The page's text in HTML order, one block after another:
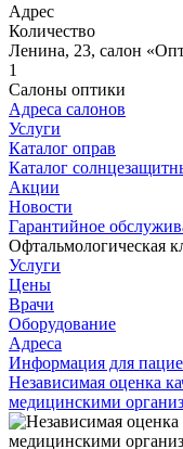
Адрес
Количество
Ленина, 23, салон
1
Салоны оптики
Адреса салонов
Услуги
Каталог оправ
Каталог
Акции
Новости
Гарантийное
Офтальмологическая
Услуги
Цены
Врачи
Оборудование
Адреса
Информация для
Независимая оценка
медицинскими